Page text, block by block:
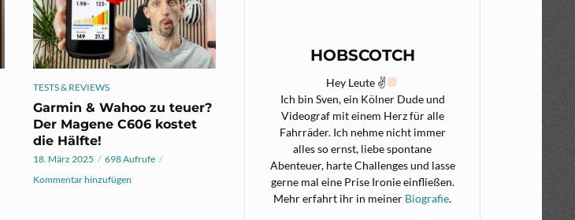
TESTS & REVIEWS
Garmin & Wahoo zu teuer?
Der Magene C606 kostet
die Hälfte!
18. März 2025
698 Aufrufe
Kommentar hinzufügen
HOBSCOTCH
Hey Leute ✌
Ich bin Sven, ein Kölner Dude und
Videograf mit einem Herz für alle
Fahrräder. Ich nehme nicht immer
alles so ernst, liebe spontane
Abenteuer, harte Challenges und lasse
gerne mal eine Prise Ironie einfließen.
Mehr erfahrt ihr in meiner Biografie.